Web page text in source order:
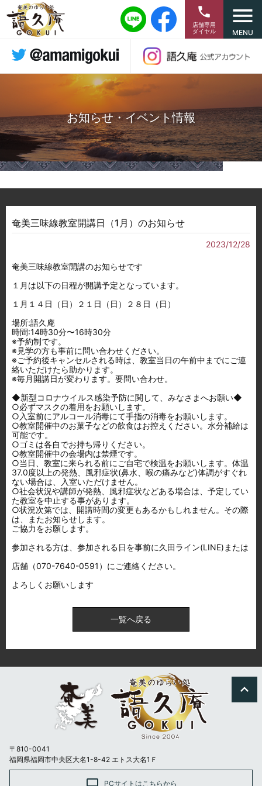
phone
店舗専用
ダイヤル
menu
MENU
お知らせ・イベント情報
奄美三味線教室開講日（1月）のお知らせ
2023/12/28
奄美三味線教室開講のお知らせです
１月は以下の日程が開講予定となっています。
１月１４日（日）２１日（日）２８日（日）
場所:語久庵
時間:14時30分〜16時30分
※予約制です。
※見学の方も事前に問い合わせください。
※ご予約後キャンセルされる時は、教室当日の午前中までにご連
絡いただけたら助かります。
※毎月開講日が変わります。要問い合わせ。
◆新型コロナウイルス感染予防に関して、みなさまへお願い◆
○必ずマスクの着用をお願いします。
○入室前にアルコール消毒にて手指の消毒をお願いします。
○教室開催中のお菓子などの飲食はお控えください。水分補給は
可能です。
○ゴミは各自でお持ち帰りください。
○教室開催中の会場内は禁煙です。
○当日、教室に来られる前にご自宅で検温をお願いします。体温
37.0度以上の発熱、風邪症状(鼻水、喉の痛みなど)体調がすぐれ
ない場合は、入室いただけません。
○社会状況や講師が発熱、風邪症状などある場合は、予定してい
た教室を中止する事があります。
○状況次第では、開講時間の変更もあるかもしれません。その際
は、またお知らせします。
ご協力をお願します。
参加される方は、参加される日を事前に久田ライン(LINE)または
店舗（070-7640-0591）にご連絡ください。
よろしくお願いします
一覧へ戻る
〒810-0041
福岡県福岡市中央区大名1-8-42 エトス大名1Ｆ
laptop PCサイトはこちらから
expand_less